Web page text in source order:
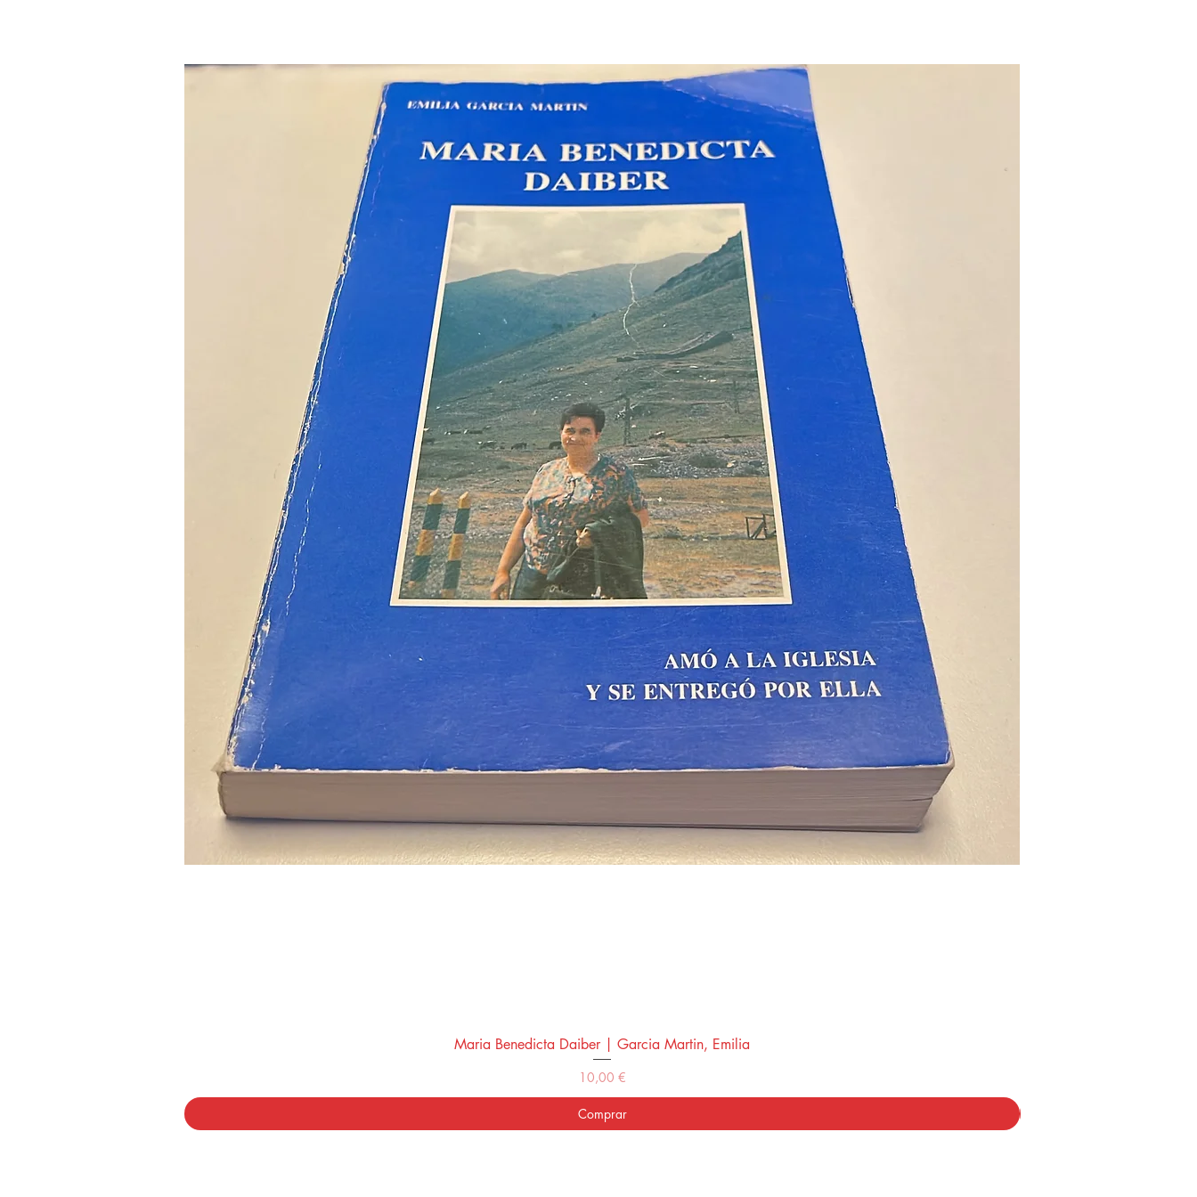
Vista rápida
Maria Benedicta Daiber | Garcia Martin, Emilia
Precio
10,00 €
Comprar